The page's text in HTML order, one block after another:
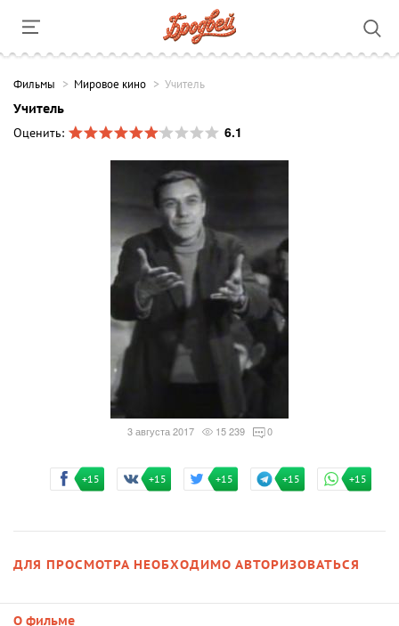
Фильмы Мировое кино Учитель
Учитель
Оценить:
6.1
3 августа 2017 15 239 0
+15 +15 +15 +15 +15
ДЛЯ ПРОСМОТРА НЕОБХОДИМО АВТОРИЗОВАТЬСЯ
О фильме